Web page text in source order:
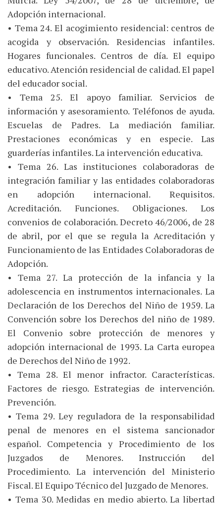
Adopción internacional.
• Tema 24. El acogimiento residencial: centros de
acogida y observación. Residencias infantiles.
Hogares funcionales. Centros de día. El equipo
educativo. Atención residencial de calidad. El papel
del educador social.
• Tema 25. El apoyo familiar. Servicios de
información y asesoramiento. Teléfonos de ayuda.
Escuelas de Padres. La mediación familiar.
Prestaciones económicas y en especie. Las
guarderías infantiles. La intervención educativa.
• Tema 26. Las instituciones colaboradoras de
integración familiar y las entidades colaboradoras
en adopción internacional. Requisitos.
Acreditación. Funciones. Obligaciones. Los
convenios de colaboración. Decreto 46/2006, de 28
de abril, por el que se regula la Acreditación y
Funcionamiento de las Entidades Colaboradoras de
Adopción.
• Tema 27. La protección de la infancia y la
adolescencia en instrumentos internacionales. La
Declaración de los Derechos del Niño de 1959. La
Convención sobre los Derechos del niño de 1989.
El Convenio sobre protección de menores y
adopción internacional de 1993. La Carta europea
de Derechos del Niño de 1992.
• Tema 28. El menor infractor. Características.
Factores de riesgo. Estrategias de intervención.
Prevención.
• Tema 29. Ley reguladora de la responsabilidad
penal de menores en el sistema sancionador
español. Competencia y Procedimiento de los
Juzgados de Menores. Instrucción del
Procedimiento. La intervención del Ministerio
Fiscal. El Equipo Técnico del Juzgado de Menores.
• Tema 30. Medidas en medio abierto. La libertad